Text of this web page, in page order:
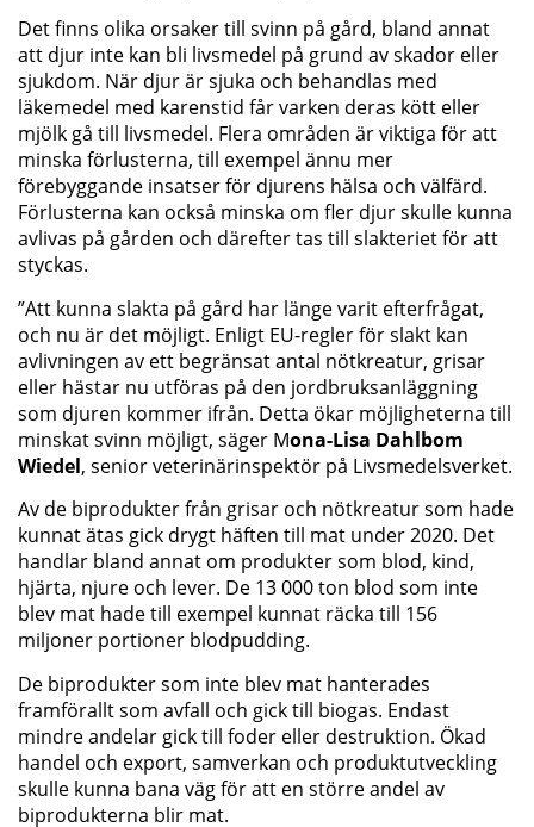
Det finns olika orsaker till svinn på gård, bland annat
att djur inte kan bli livsmedel på grund av skador eller
sjukdom. När djur är sjuka och behandlas med
läkemedel med karenstid får varken deras kött eller
mjölk gå till livsmedel. Flera områden är viktiga för att
minska förlusterna, till exempel ännu mer
förebyggande insatser för djurens hälsa och välfärd.
Förlusterna kan också minska om fler djur skulle kunna
avlivas på gården och därefter tas till slakteriet för att
styckas.
”Att kunna slakta på gård har länge varit efterfrågat,
och nu är det möjligt. Enligt EU-regler för slakt kan
avlivningen av ett begränsat antal nötkreatur, grisar
eller hästar nu utföras på den jordbruksanläggning
som djuren kommer ifrån. Detta ökar möjligheterna till
minskat svinn möjligt, säger Mona-Lisa Dahlbom
Wiedel, senior veterinärinspektör på Livsmedelsverket.
Av de biprodukter från grisar och nötkreatur som hade
kunnat ätas gick drygt häften till mat under 2020. Det
handlar bland annat om produkter som blod, kind,
hjärta, njure och lever. De 13 000 ton blod som inte
blev mat hade till exempel kunnat räcka till 156
miljoner portioner blodpudding.
De biprodukter som inte blev mat hanterades
framförallt som avfall och gick till biogas. Endast
mindre andelar gick till foder eller destruktion. Ökad
handel och export, samverkan och produktutveckling
skulle kunna bana väg för att en större andel av
biprodukterna blir mat.